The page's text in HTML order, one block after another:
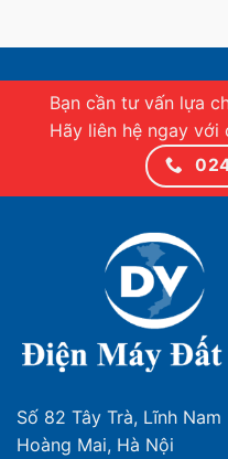
Bạn cần tư vấn lựa
Hãy liên hệ ngay với
Số 82 Tây Trà, Lĩnh Nam
Hoàng Mai, Hà Nội